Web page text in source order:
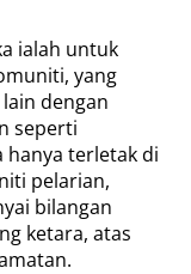
ialah untuk
yang
dengan
seperti
hanya terletak di
pelarian,
bilangan
ketara, atas